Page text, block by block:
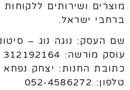
מוצרים ושירותים ללקוחות
ברחבי ישראל.
שם העסק: נוגה נוג –
עוסק מורשה: 312192164
כתובת החנות: יצחק נפחא 36, באר שבע
טלפון: 052-4586272